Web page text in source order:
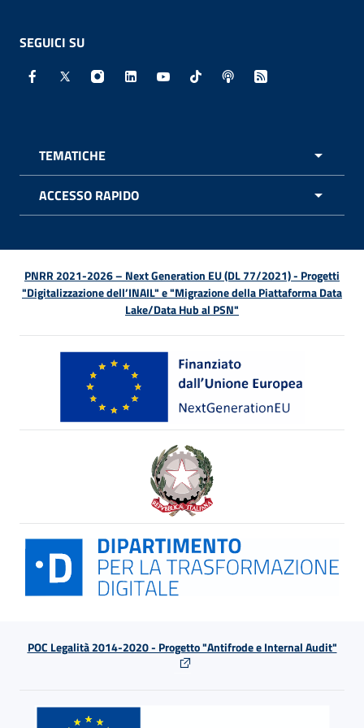
SEGUICI SU
Facebook - Sito esterno - Apertura in nuova finestra
X - Sito esterno - Apertura in nuova finestra
Instagram - Sito esterno - Apertura in
Linkedin - Sito esterno - Apertura in
Youtube - Sito esterno -
TikTok - Sito esterno -
Spreaker - Sito
Feed RSS -
TEMATICHE
ACCESSO RAPIDO
PNRR 2021-2026 – Next Generation EU (DL 77/2021) - Progetti
"Digitalizzazione dell’INAIL" e "Migrazione della Piattaforma Data
Lake/Data Hub al PSN"
POC Legalità 2014-2020 - Progetto "Antifrode e Internal Audit"